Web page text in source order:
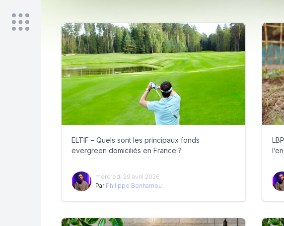
ELTIF – Quels sont les principaux fonds
evergreen domiciliés en France ?
mercredi 29 avril 2026
Par Philippe Benhamou